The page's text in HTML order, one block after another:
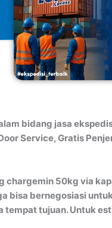
bidang jasa
Service, Gratis
50kg via
bisa bernegosiasi
tujuan. Untuk